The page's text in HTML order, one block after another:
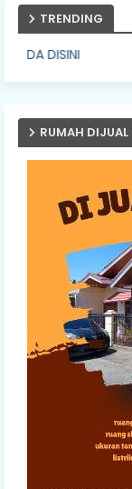
TRENDING
RUMAH DIJUAL